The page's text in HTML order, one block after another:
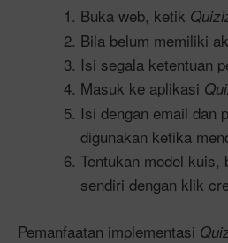
Buka web, ketik
Bila belum memiliki
Isi segala ketentuan
Masuk ke aplikasi
Isi dengan email dan
digunakan ketika
Tentukan model kuis,
sendiri dengan klik
Pemanfaatan implementasi